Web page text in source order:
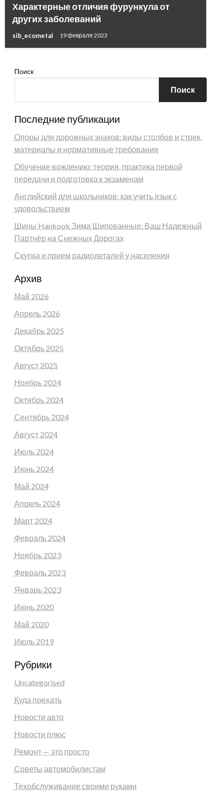
Характерные отличия фурункула от
других заболеваний
sib_ecometal 19 февраля 2023
Поиск
Поиск
Последние публикации
Опоры для дорожных знаков: виды столбов и стоек,
материалы и нормативные требования
Обучение вождению: теория, практика первой
передачи и подготовка к экзаменам
Английский для школьников: как учить язык с
удовольствием
Шины Hankook Зима Шипованные: Ваш Надежный
Партнёр на Снежных Дорогах
Скупка и прием радиодеталей у населения
Архив
Май 2026
Апрель 2026
Декабрь 2025
Октябрь 2025
Август 2025
Ноябрь 2024
Октябрь 2024
Сентябрь 2024
Август 2024
Июль 2024
Июнь 2024
Май 2024
Апрель 2024
Март 2024
Февраль 2024
Ноябрь 2023
Февраль 2023
Январь 2023
Июнь 2020
Май 2020
Июль 2019
Рубрики
Uncategorised
Куда поехать
Новости авто
Новости плюс
Ремонт — это просто
Советы автомобилистам
Техобслуживание своими руками